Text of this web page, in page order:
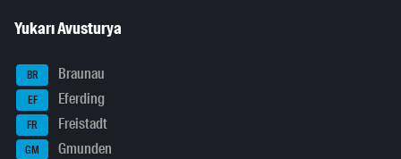
Yukarı Avusturya
BR Braunau
EF Eferding
FR Freistadt
GM Gmunden